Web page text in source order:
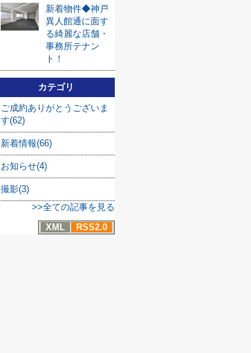
新着物件◆神戸
異人館通に面す
る綺麗な店舗・
事務所テナン
ト！
カテゴリ
ご成約ありがとうございま
す(62)
新着情報(66)
お知らせ(4)
撮影(3)
>>全ての記事を見る
XML
RSS2.0